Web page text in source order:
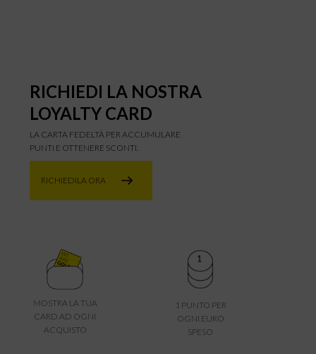
RICHIEDI LA NOSTRA
LOYALTY CARD
LA CARTA FEDELTÀ PER ACCUMULARE
PUNTI E OTTENERE SCONTI.
RICHIEDILA ORA
MOSTRA LA TUA
CARD AD OGNI
ACQUISTO
1 PUNTO PER
OGNI EURO
SPESO